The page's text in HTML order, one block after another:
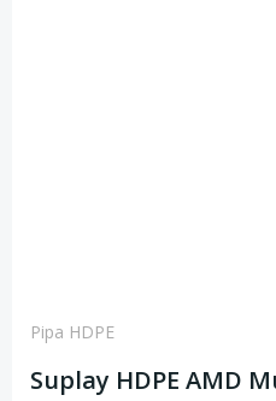
Pipa HDPE
Suplay HDPE AMD